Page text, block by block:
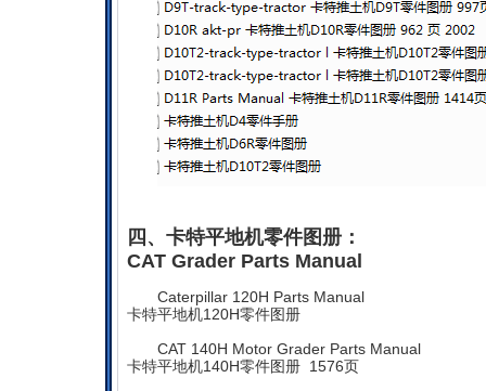
四、卡特平地机零件图册：
CAT Grader Parts Manual
Caterpillar 120H Parts Manual
卡特平地机120H零件图册
CAT 140H Motor Grader Parts Manual
卡特平地机140H零件图册 1576页